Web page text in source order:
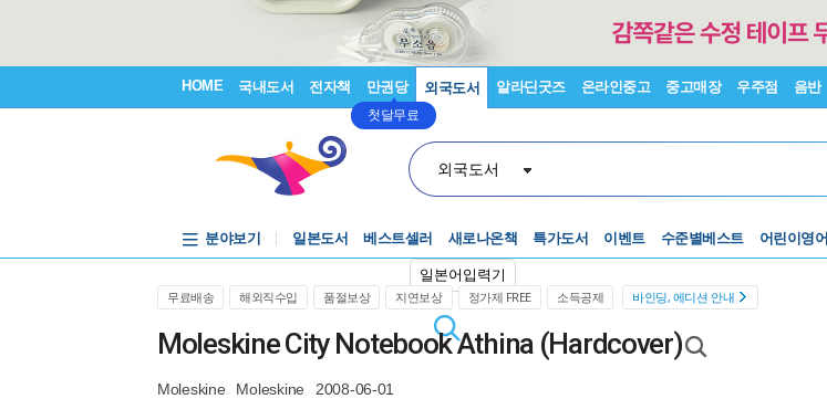
HOME 국내도서 전자책 만권당
첫달무료
외국도서 알라딘굿즈 온라인중고 중고매장 우주점 음반
외국도서
일본어입력기
분야보기 일본도서 베스트셀러 새로나온책 특가도서 이벤트
수준별베스트
수준별베스트
어린이영어
무료배송 해외직수입 품절보상 지연보상 정가제 FREE 소득공제 바인딩, 에디션 안내
Moleskine City Notebook Athina (Hardcover)
Moleskine Moleskine 2008-06-01